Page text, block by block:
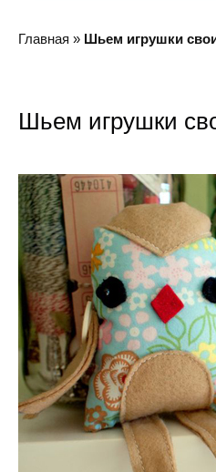
Главная » Шьем игрушки
Шьем игрушки